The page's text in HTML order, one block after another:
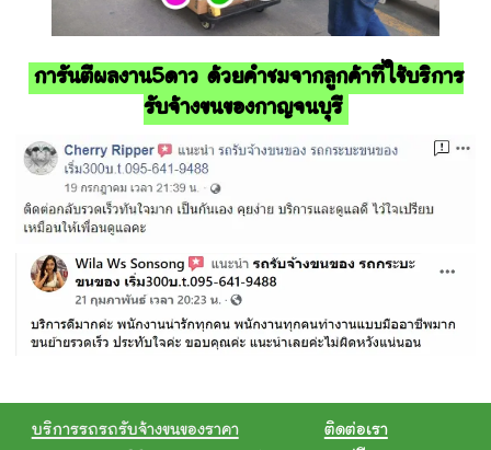
การันตีผลงาน5ดาว ด้วยคำชมจากลูกค้าที่ใช้บริการ
รับจ้างขนของกาญจนบุรี
บริการรถรถรับจ้างขนของราคา
ติดต่อเรา